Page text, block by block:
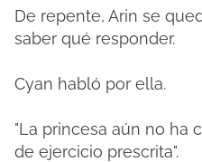
De repente, Arin se
saber qué responder.
Cyan habló por ella.
"La princesa aún no ha
de ejercicio prescrita".